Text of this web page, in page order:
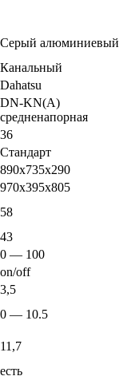
Серый алюминиевый
Канальный
Dahatsu
DN-KN(А)
средненапорная
36
Стандарт
890х735х290
970х395х805
58
43
0 — 100
on/off
3,5
0 — 10.5
11,7
есть